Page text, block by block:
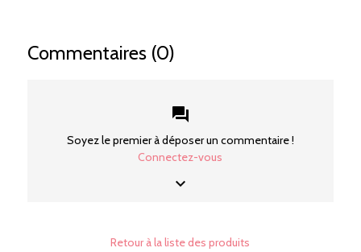
Commentaires (0)
forum
Soyez le premier à déposer un commentaire !
Connectez-vous
keyboard_arrow_down
Retour à la liste des produits